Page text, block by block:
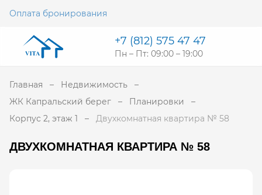
Оплата бронирования
+7 (812) 575 47 47
Пн – Пт: 09:00 – 19:00
Главная
Недвижимость
ЖК Капральский берег
Планировки
Корпус 2, этаж 1
Двухкомнатная квартира № 58
ДВУХКОМНАТНАЯ КВАРТИРА № 58